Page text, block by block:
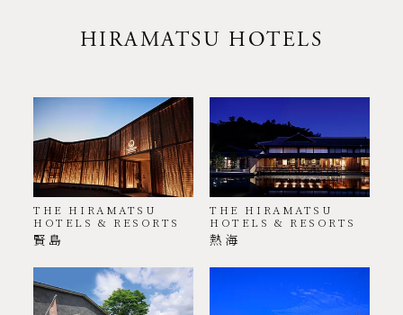
HIRAMATSU HOTELS
THE HIRAMATSU
HOTELS & RESORTS
賢島
THE HIRAMATSU
HOTELS & RESORTS
熱海